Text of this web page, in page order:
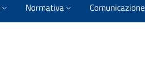
Normativa Comunicazione